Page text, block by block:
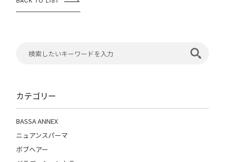
BACK TO LIST
カテゴリー
BASSA ANNEX
ニュアンスパーマ
ボブヘアー